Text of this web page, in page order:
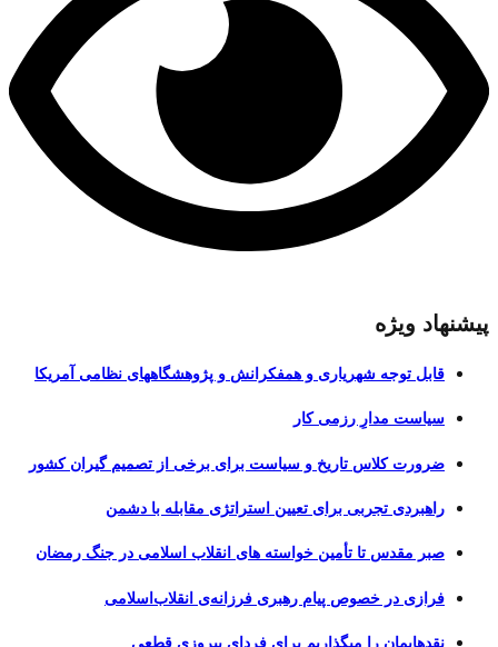
پیشنهاد ویژه
قابل توجه شهریاری و همفکرانش و پژوهشگاههای نظامی آمریکا
سیاست مدارِ رزمی کار
ضرورت کلاس تاریخ و سیاست برای برخی از تصمیم گیران کشور
راهبردی تجربی برای تعیین استراتژی مقابله با دشمن
صبر مقدس تا تأمین خواسته های انقلاب اسلامی در جنگ رمضان
فرازی در خصوص پیام رهبری فرزانه‌ی انقلاب‌اسلامی
نقدهایمان را میگذاریم برای فردای پیروزی قطعی